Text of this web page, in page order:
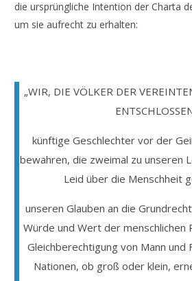
die ursprüngliche Intention der Charta
um sie aufrecht zu erhalten:
„WIR, DIE VÖLKER DER
künftige Geschlechter vor der
bewahren, die zweimal zu unseren
Leid über die Menschheit
unseren Glauben an die
Würde und Wert der menschlichen
Gleichberechtigung von Mann und
Nationen, ob groß oder klein,